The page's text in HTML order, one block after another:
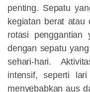
penting. Sepatu
kegiatan berat atau
rotasi penggantian
dengan sepatu
sehari-hari.
intensif, seperti
menyebabkan aus